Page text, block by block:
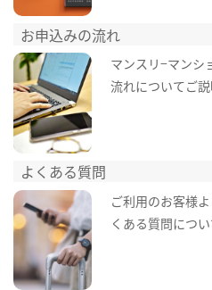
お申込みの流れ
マンスリ−マンシ
流れについてご説
よくある質問
ご利用のお客様
くある質問につ